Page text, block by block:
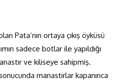
Pata’nın ortaya çıkış öyküsü
sadece botlar ile yapıldığı
ve kiliseye sahipmiş.
manastırlar kapanınca